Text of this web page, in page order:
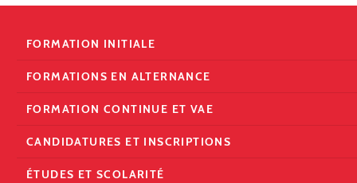
FORMATION INITIALE
FORMATIONS EN ALTERNANCE
FORMATION CONTINUE ET VAE
CANDIDATURES ET INSCRIPTIONS
ÉTUDES ET SCOLARITÉ